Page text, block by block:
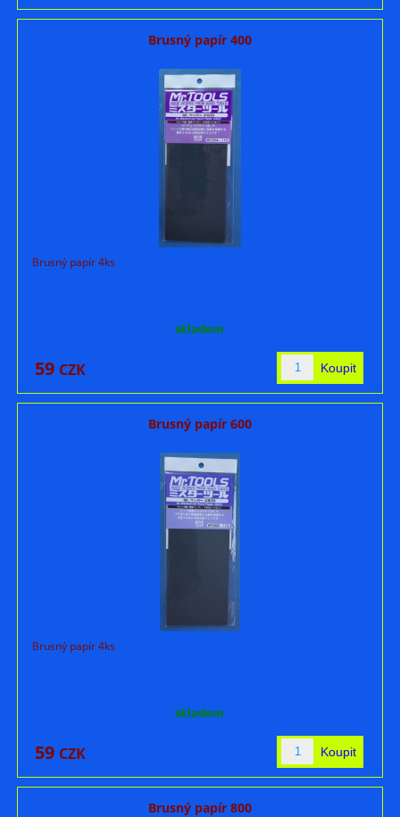
Brusný papír 400
Brusný papír 4ks
skladem
59 CZK
Brusný papír 600
Brusný papír 4ks
skladem
59 CZK
Brusný papír 800